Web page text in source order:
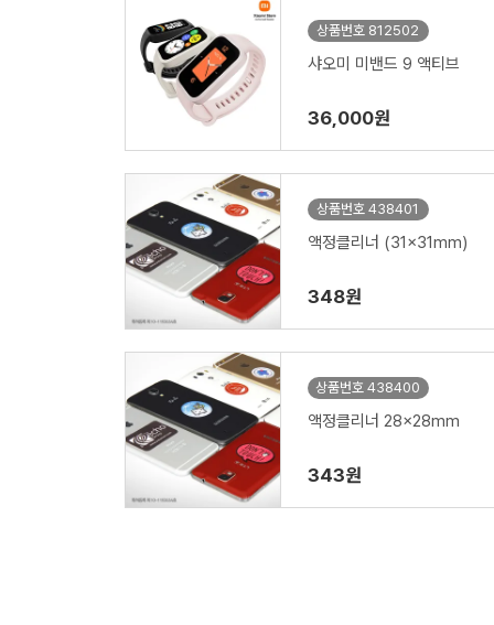
상품번호 812502
샤오미 미밴드 9 액티브
36,000원
상품번호 438401
액정클리너 (31x31mm)
348원
상품번호 438400
액정클리너 28x28mm
343원